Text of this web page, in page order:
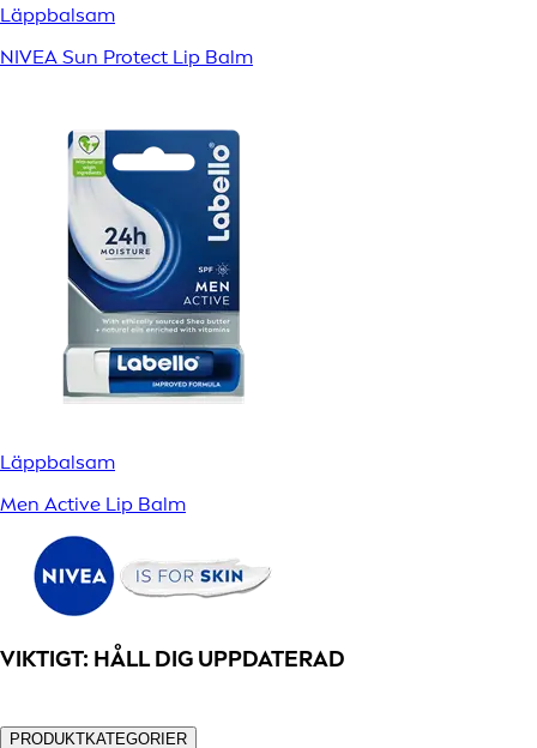
Läppbalsam
NIVEA Sun Protect Lip Balm
Läppbalsam
Men Active Lip Balm
VIKTIGT: HÅLL DIG UPPDATERAD
PRODUKTKATEGORIER